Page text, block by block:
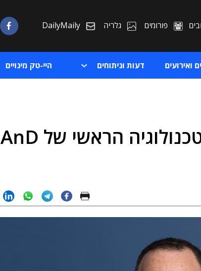
פורומים גלריה DailyMaily
ואירועים דעות וניתוחים היי-טק מינויים
רון פורת מונה למנהל הטכנולוגיה הראשי של AnD